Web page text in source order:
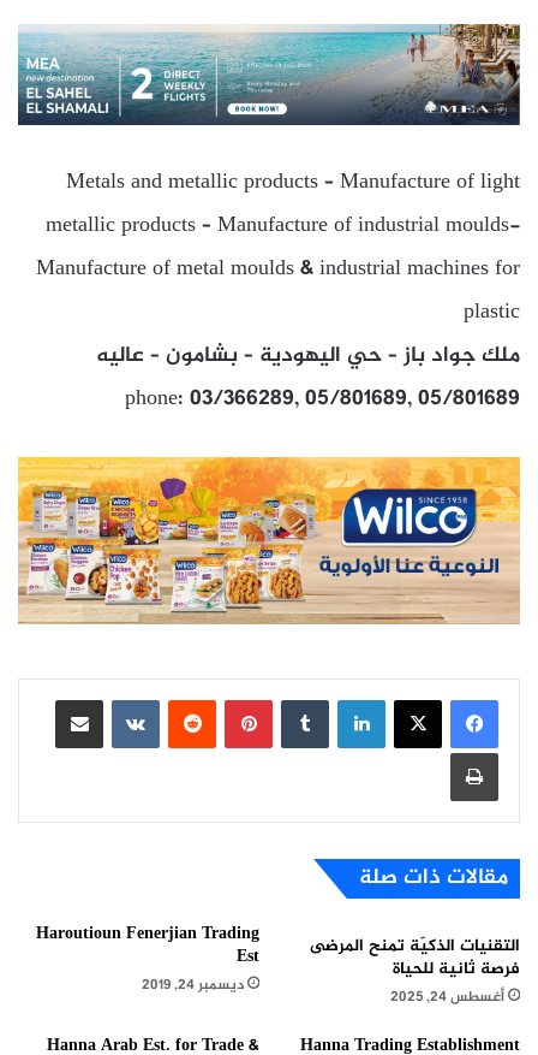
Metals and metallic products – Manufacture of light
metallic products – Manufacture of industrial moulds-
Manufacture of metal moulds & industrial machines for
plastic
ملك جواد باز – حي اليهودية – بشامون – عاليه
phone: 03/366289, 05/801689, 05/801689
لينكدإن بينتيريست
مشاركة عبر البريد
طباعة
مقالات ذات صلة
التقنيات الذكيّة تمنح المرضى
فرصة ثانية للحياة
أغسطس 24, 2025
Haroutioun Fenerjian Trading
Est
ديسمبر 24, 2019
Hanna Trading Establishment
Hanna Arab Est. for Trade &